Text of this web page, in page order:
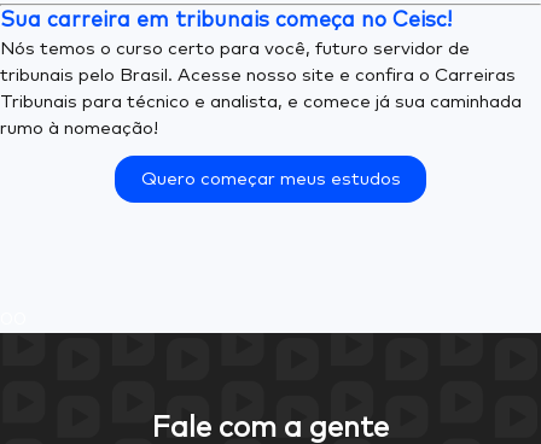
Sua carreira em tribunais começa no Ceisc!
Nós temos o curso certo para você, futuro servidor de
tribunais pelo Brasil. Acesse nosso site e confira o Carreiras
Tribunais para técnico e analista, e comece já sua caminhada
rumo à nomeação!
Quero começar meus estudos
Fale com a gente